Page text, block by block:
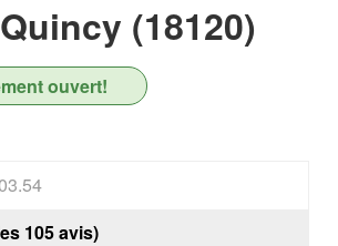
(18120)
ouvert!
105 avis)